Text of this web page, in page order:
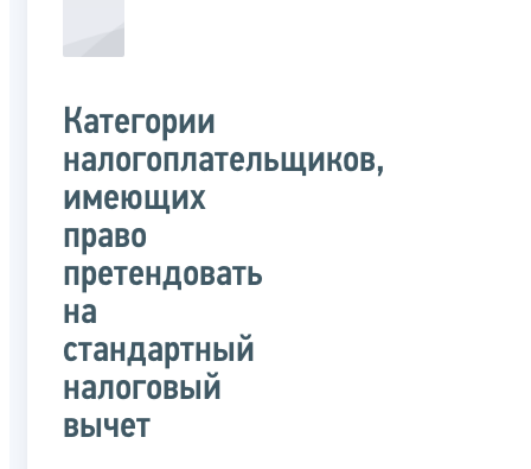
Категории
налогоплательщиков,
имеющих
право
претендовать
на
стандартный
налоговый
вычет